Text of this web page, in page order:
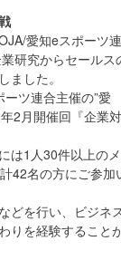
愛知eスポーツ連
研究からセールス
した。
ツ連合主催の”愛
2月開催回『企業対
は1人30件以上のメ
42名の方にご参加
どを行い、ビジネ
りを経験すること